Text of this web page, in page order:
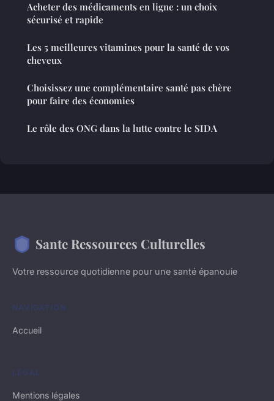
Acheter des médicaments en ligne : un choix
sécurisé et rapide
Les 5 meilleures vitamines pour la santé de vos
cheveux
Choisissez une complémentaire santé pas chère
pour faire des économies
Le rôle des ONG dans la lutte contre le SIDA
Sante Ressources Culturelles
Votre ressource quotidienne pour une santé épanouie
NAVIGATION
Accueil
LÉGAL
Mentions légales